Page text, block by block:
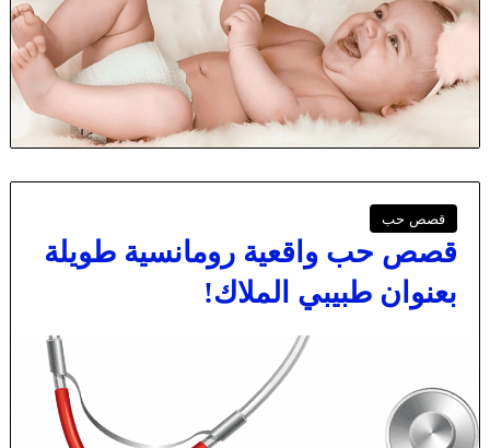
قصص حب
قصص حب واقعية رومانسية طويلة
بعنوان طبيبي الملاك!